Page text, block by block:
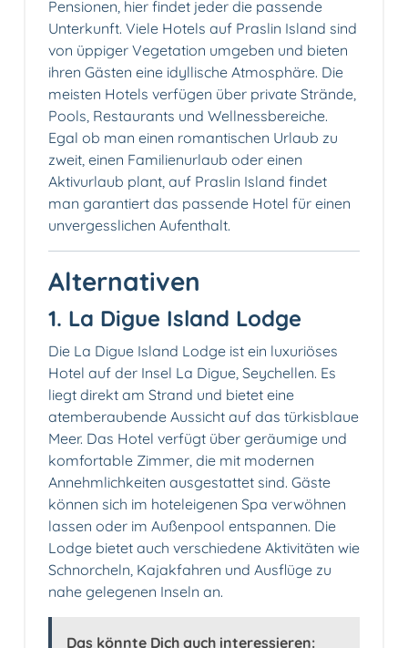
Pensionen, hier findet jeder die passende
Unterkunft. Viele Hotels auf Praslin Island sind
von üppiger Vegetation umgeben und bieten
ihren Gästen eine idyllische Atmosphäre. Die
meisten Hotels verfügen über private Strände,
Pools, Restaurants und Wellnessbereiche.
Egal ob man einen romantischen Urlaub zu
zweit, einen Familienurlaub oder einen
Aktivurlaub plant, auf Praslin Island findet
man garantiert das passende Hotel für einen
unvergesslichen Aufenthalt.
Alternativen
1. La Digue Island Lodge️
Die La Digue Island Lodge ist ein luxuriöses
Hotel auf der Insel La Digue, Seychellen. Es
liegt direkt am Strand und bietet eine
atemberaubende Aussicht auf das türkisblaue
Meer. Das Hotel verfügt über geräumige und
komfortable Zimmer, die mit modernen
Annehmlichkeiten ausgestattet sind. Gäste
können sich im hoteleigenen Spa verwöhnen
lassen oder im Außenpool entspannen. Die
Lodge bietet auch verschiedene Aktivitäten wie
Schnorcheln, Kajakfahren und Ausflüge zu
nahe gelegenen Inseln an.
Das könnte Dich auch interessieren: